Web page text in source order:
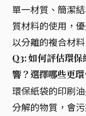
單一材質、簡潔
質材料的使用，
以分離的複合材料
Q3: 如何評估環
響？選擇哪些更
環保紙袋的印刷
分解的物質，會